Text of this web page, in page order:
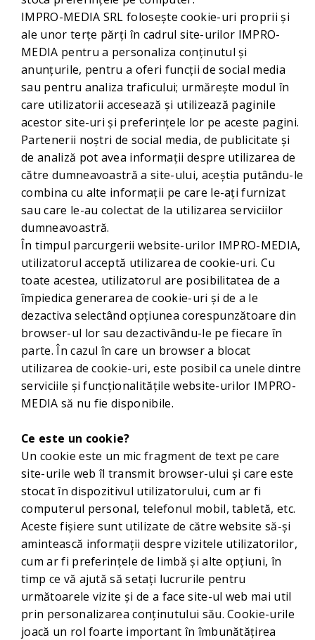
IMPRO-MEDIA SRL folosește cookie-uri proprii și
ale unor terțe părți în cadrul site-urilor IMPRO-
MEDIA pentru a personaliza conținutul și
anunțurile, pentru a oferi funcții de social media
sau pentru analiza traficului; urmărește modul în
care utilizatorii accesează și utilizează paginile
acestor site-uri și preferințele lor pe aceste pagini.
Partenerii noștri de social media, de publicitate și
de analiză pot avea informații despre utilizarea de
către dumneavoastră a site-ului, aceștia putându-le
combina cu alte informații pe care le-ați furnizat
sau care le-au colectat de la utilizarea serviciilor
dumneavoastră.
În timpul parcurgerii website-urilor IMPRO-MEDIA,
utilizatorul acceptă utilizarea de cookie-uri. Cu
toate acestea, utilizatorul are posibilitatea de a
împiedica generarea de cookie-uri și de a le
dezactiva selectând opțiunea corespunzătoare din
browser-ul lor sau dezactivându-le pe fiecare în
parte. În cazul în care un browser a blocat
utilizarea de cookie-uri, este posibil ca unele dintre
serviciile și funcționalitățile website-urilor IMPRO-
MEDIA să nu fie disponibile.
Ce este un cookie?
Un cookie este un mic fragment de text pe care
site-urile web îl transmit browser-ului și care este
stocat în dispozitivul utilizatorului, cum ar fi
computerul personal, telefonul mobil, tabletă, etc.
Aceste fișiere sunt utilizate de către website să-și
amintească informații despre vizitele utilizatorilor,
cum ar fi preferințele de limbă și alte opțiuni, în
timp ce vă ajută să setați lucrurile pentru
următoarele vizite și de a face site-ul web mai util
prin personalizarea conținutului său. Cookie-urile
joacă un rol foarte important în îmbunătățirea